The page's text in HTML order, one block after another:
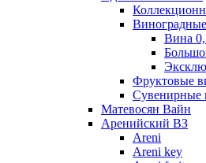
Вина
Фруктовые
Cувенирные
Матевосян Вайн
Аренийский ВЗ
Areni
Areni key